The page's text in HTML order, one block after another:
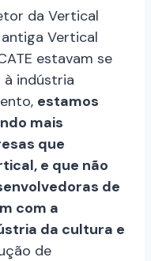
da Vertical
Vertical
estavam se
indústria
estamos
mais
que
e que não
de
com a
da cultura e
de